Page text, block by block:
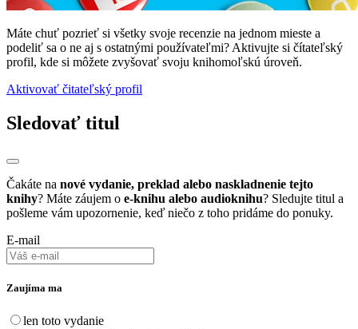
Máte chuť pozrieť si všetky svoje recenzie na jednom mieste a
podeliť sa o ne aj s ostatnými používateľmi? Aktivujte si čítateľský
profil, kde si môžete zvyšovať svoju knihomoľskú úroveň.
Aktivovať čitateľský profil
Sledovať titul
Čakáte na nové vydanie, preklad alebo naskladnenie tejto
knihy? Máte záujem o e-knihu alebo audioknihu? Sledujte titul a
pošleme vám upozornenie, keď niečo z toho pridáme do ponuky.
E-mail
Zaujíma ma
len toto vydanie